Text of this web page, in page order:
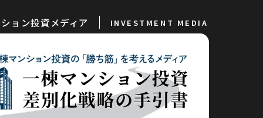
ョン投資メディア INVESTMENT MEDIA